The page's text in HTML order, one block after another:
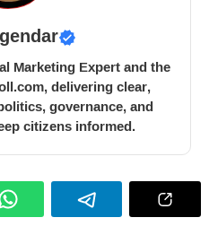
Marketing Expert and the
delivering clear,
governance, and
citizens informed.